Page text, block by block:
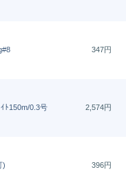
347円
ﾄ150m/0.3号 2,574円
) 396円